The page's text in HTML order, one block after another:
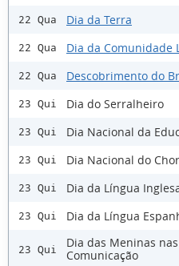
22 Qua Dia da Terra
22 Qua Dia da Comunidade
22 Qua Descobrimento do
23 Qui Dia do Serralheiro
23 Qui Dia Nacional da
23 Qui Dia Nacional do
23 Qui Dia da Língua
23 Qui Dia da Língua
23 Qui
Dia das Meninas
Comunicação